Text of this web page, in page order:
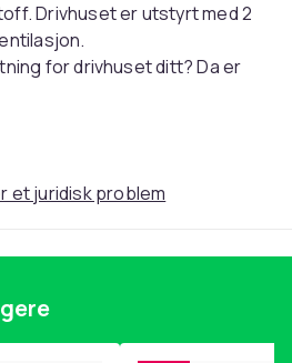
Drivhuset er utstyrt med 2
for drivhuset ditt? Da er
(B x D x H)
(L x B)
1 dør
et juridisk problem